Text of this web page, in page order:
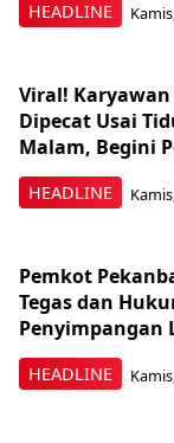
HEADLINE
HEADLINE
Viral!
Dipecat Usai
Malam, Begini
HEADLINE
Pemkot
Tegas dan
Penyimpangan